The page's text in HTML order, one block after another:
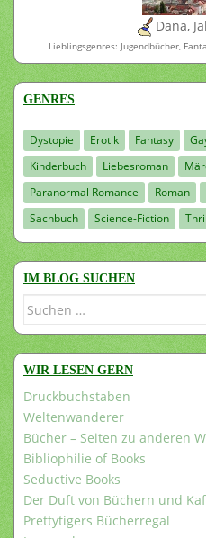
Dana,
Lieblingsgenres: Jugendbücher,
GENRES
Dystopie Erotik Fantasy
Kinderbuch
Liebesroman
Paranormal Romance
Roman
Sachbuch
Science-Fiction
IM BLOG SUCHEN
Suchen
WIR LESEN GERN
Druckbuchstaben
Weltenwanderer
Bücher – Seiten zu anderen
Bibliophilie of Books
Seductive Books
Der Duft von Büchern und
Prettytigers Bücherregal